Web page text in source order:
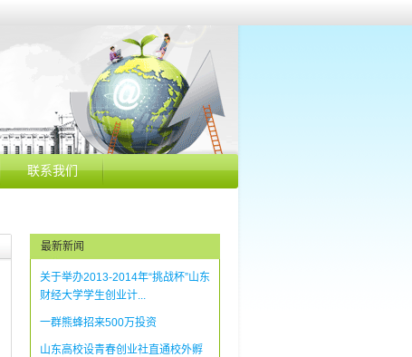
联系我们
最新新闻
关于举办2013-2014年“挑战杯”山东
财经大学学生创业计...
一群熊蜂招来500万投资
山东高校设青春创业社直通校外孵